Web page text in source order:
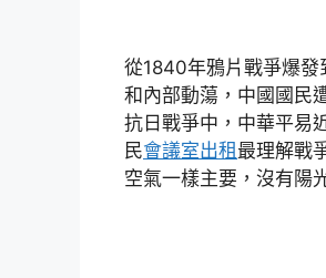
從1840年鴉片戰爭爆
和內部動蕩，中國國民
抗日戰爭中，中華平易
民會議室出租 最理解戰
空氣一樣主要，沒有陽